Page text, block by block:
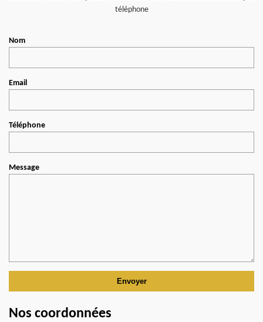
téléphone
Nom
Email
Téléphone
Message
Nos coordonnées